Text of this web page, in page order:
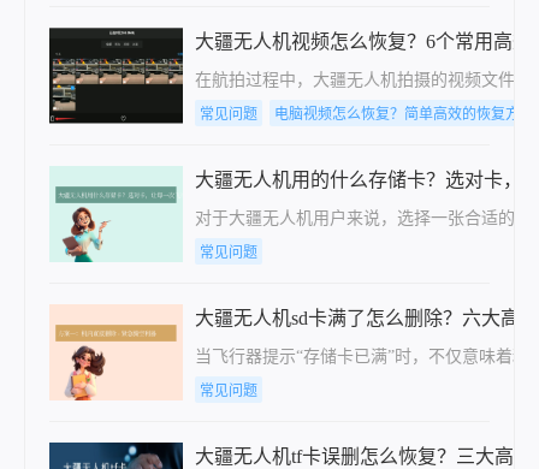
大疆无人机视频怎么恢复？6个常用高效
在航拍过程中，大疆无人机拍摄的视频文件
常见问题 电脑视频怎么恢复？简单高效的恢复方法
大疆无人机用的什么存储卡？选对卡，
对于大疆无人机用户来说，选择一张合适的
常见问题
大疆无人机sd卡满了怎么删除？六大高
当飞行器提示“存储卡已满”时，不仅意味着
常见问题
大疆无人机tf卡误删怎么恢复？三大高效